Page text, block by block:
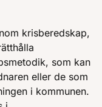
krisberedskap,
som kan
eller de som
i kommunen.